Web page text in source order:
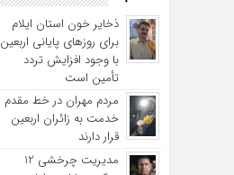
ذخایر خون استان ایلام
برای روزهای پایانی اربعین
با وجود افزایش تردد
تأمین است
مردم مهران در خط مقدم
خدمت به زائران اربعین
قرار دارند
مدیریت چرخشی 12